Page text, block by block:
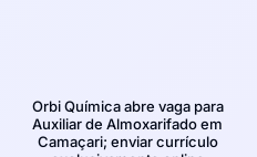
Orbi Química abre vaga para
Auxiliar de Almoxarifado em
Camaçari; enviar currículo